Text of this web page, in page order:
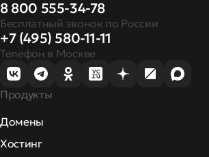
8 800 555-34-78
Бесплатный звонок по России
+7 (495) 580-11-11
Телефон в Москве
Продукты
Домены
Хостинг